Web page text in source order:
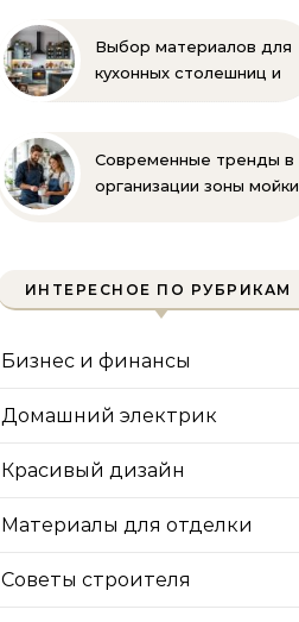
Выбор материалов для
кухонных столешниц и
Современные тренды в
организации зоны мойки
ИНТЕРЕСНОЕ ПО РУБРИКАМ
Бизнес и финансы
Домашний электрик
Красивый дизайн
Материалы для отделки
Советы строителя